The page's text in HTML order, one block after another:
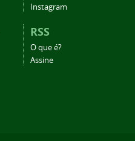
Instagram
RSS
O que é?
Assine